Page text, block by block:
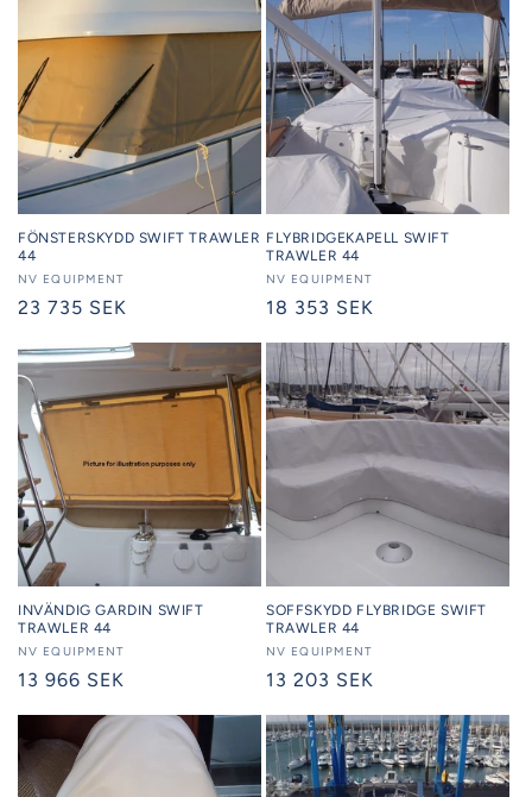
FÖNSTERSKYDD SWIFT TRAWLER
44
Säljare:
NV EQUIPMENT
Ordinarie
23 735 SEK
FLYBRIDGEKAPELL SWIFT
TRAWLER 44
Säljare:
NV EQUIPMENT
Ordinarie
18 353 SEK
INVÄNDIG GARDIN SWIFT
TRAWLER 44
Säljare:
NV EQUIPMENT
Ordinarie
13 966 SEK
SOFFSKYDD FLYBRIDGE SWIFT
TRAWLER 44
Säljare:
NV EQUIPMENT
Ordinarie
13 203 SEK